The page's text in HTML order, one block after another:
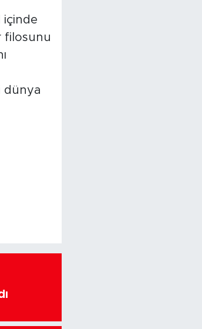
içinde
filosunu
dünya